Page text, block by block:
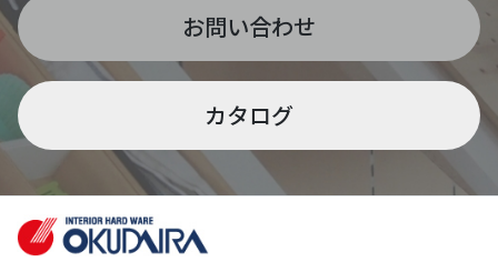
お問い合わせ
カタログ